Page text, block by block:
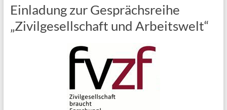
Einladung zur Gesprächsreihe
„Zivilgesellschaft und Arbeitswelt“